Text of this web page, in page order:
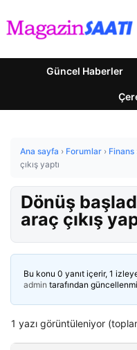
Güncel Haberler
Ana sayfa › Forumlar › Finans
çıkış yaptı
Dönüş
araç çıkış
Bu konu 0 yanıt içerir, 1
admin tarafından
1 yazı görüntüleniyor